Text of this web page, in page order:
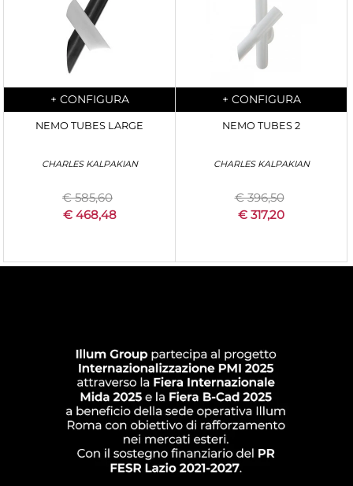
Quantità
+ CONFIGURA
NEMO TUBES LARGE
CHARLES KALPAKIAN
€ 585,60
€ 468,48
Quantità
+ CONFIGURA
NEMO TUBES 2
CHARLES KALPAKIAN
€ 396,50
€ 317,20